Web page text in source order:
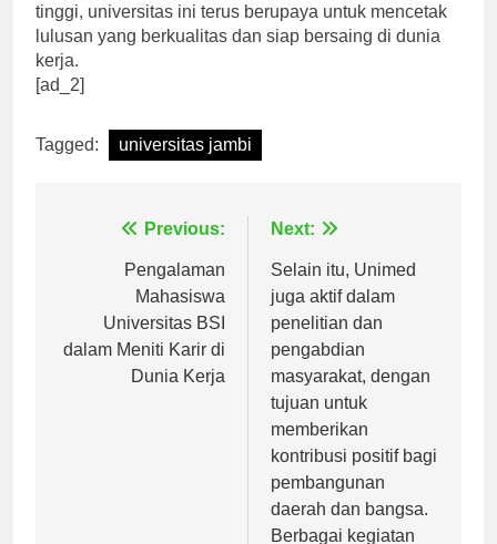
tinggi, universitas ini terus berupaya untuk mencetak
lulusan yang berkualitas dan siap bersaing di dunia
kerja.
[ad_2]
Tagged: universitas jambi
NavigasiPrevious:
Pengalaman
Mahasiswa
Universitas BSI
dalam Meniti Karir di
Dunia Kerja
Next:
Selain itu, Unimed
juga aktif dalam
penelitian dan
pengabdian
masyarakat, dengan
tujuan untuk
memberikan
kontribusi positif bagi
pembangunan
daerah dan bangsa.
Berbagai kegiatan